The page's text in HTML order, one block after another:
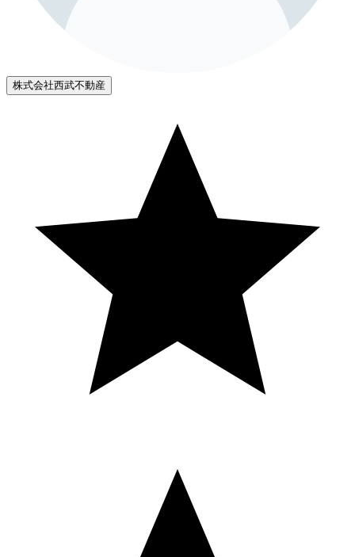
株式会社西武不動産